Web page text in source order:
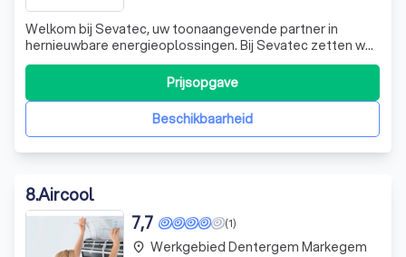
Welkom bij Sevatec, uw toonaangevende partner in
hernieuwbare energieoplossingen. Bij Sevatec zetten we
ons volledig in voor een duurzame toekomst door het
leveren van geavanceerde technologieën in zonne-
energie, airconditioning, warmtepompen, thuisbatterijen
en laadpalen. Onze missie is om comfort
Beschikbaarheid
Prijsopgave
8.Aircool
(1)
7,7
place Werkgebied Dentergem Markegem